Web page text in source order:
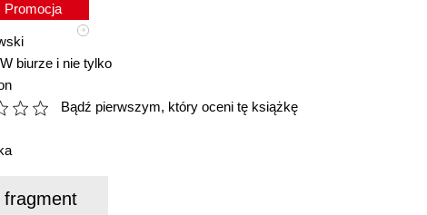
Promocja
W biurze i nie tylko
Bądź pierwszym, który oceni tę książkę
fragment